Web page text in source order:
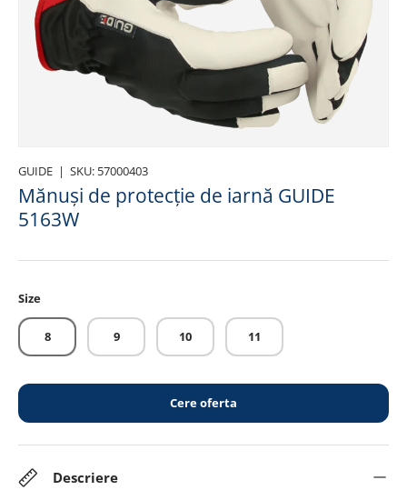
GUIDE | SKU: 57000403
Mănuși de protecție de iarnă GUIDE
5163W
Size
8 9 10 11
Cere oferta
Descriere